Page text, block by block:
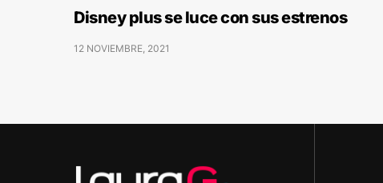
Disney plus se luce con sus estrenos
12 NOVIEMBRE, 2021